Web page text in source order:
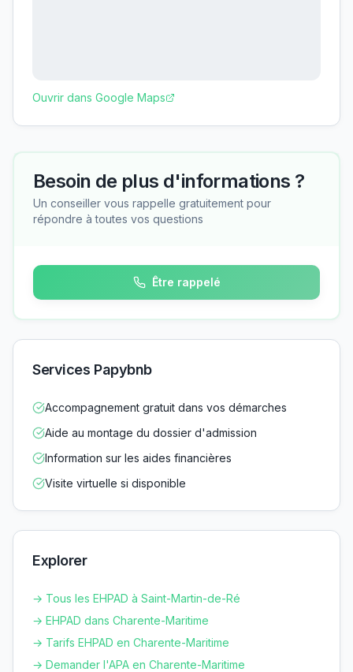
Ouvrir dans Google Maps
Besoin de plus d'informations ?
Un conseiller vous rappelle gratuitement pour
répondre à toutes vos questions
Être rappelé
Services Papybnb
Accompagnement gratuit dans vos démarches
Aide au montage du dossier d'admission
Information sur les aides financières
Visite virtuelle si disponible
Explorer
→ Tous les EHPAD à Saint-Martin-de-Ré
→ EHPAD dans Charente-Maritime
→ Tarifs EHPAD en Charente-Maritime
→ Demander l'APA en Charente-Maritime